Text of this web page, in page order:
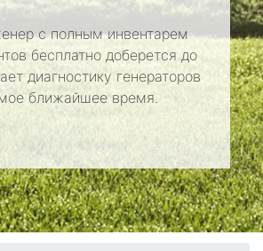
с полным инвентарем
бесплатно доберется до
диагностику генераторов
ближайшее время.